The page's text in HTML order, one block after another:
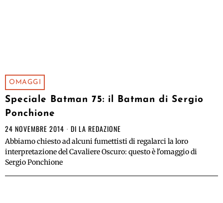
OMAGGI
Speciale Batman 75: il Batman di Sergio
Ponchione
24 NOVEMBRE 2014 DI LA REDAZIONE
Abbiamo chiesto ad alcuni fumettisti di regalarci la loro
interpretazione del Cavaliere Oscuro: questo è l'omaggio di
Sergio Ponchione